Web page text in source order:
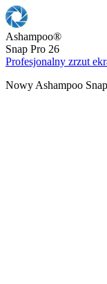
Ashampoo®
Snap Pro 26
Profesjonalny zrzut
Nowy Ashampoo